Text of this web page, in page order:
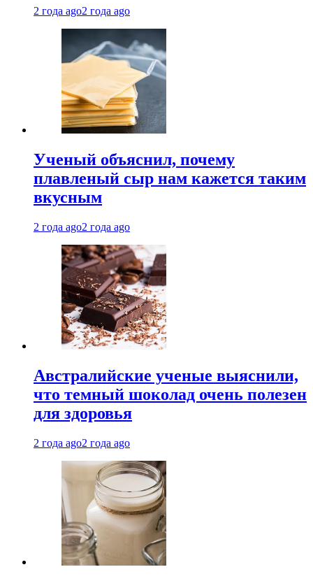
2 года ago2 года ago
Ученый объяснил, почему
плавленый сыр нам кажется таким
вкусным
2 года ago2 года ago
Австралийские ученые выяснили,
что темный шоколад очень полезен
для здоровья
2 года ago2 года ago